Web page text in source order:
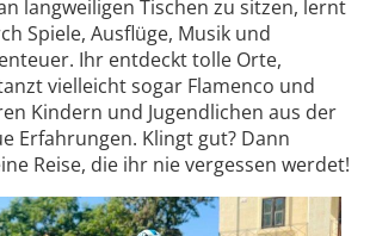
langweiligen Tischen zu sitzen, lernt
Spiele, Ausflüge, Musik und
Ihr entdeckt tolle Orte,
vielleicht sogar Flamenco und
Kindern und Jugendlichen aus der
Erfahrungen. Klingt gut? Dann
Reise, die ihr nie vergessen werdet!